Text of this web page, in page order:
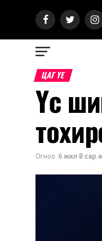
ЦАГ ҮЕ
Үс
Огноо: 6 жил 8